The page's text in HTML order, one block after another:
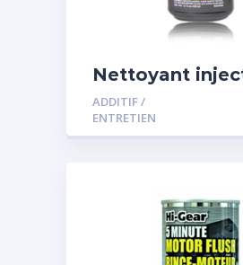
Nettoyant
diesel
ADDITIF /
ENTRETIEN